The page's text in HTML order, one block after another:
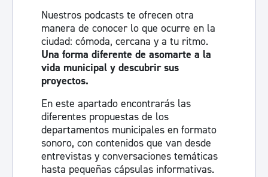
Nuestros podcasts te ofrecen otra
manera de conocer lo que ocurre en la
ciudad: cómoda, cercana y a tu ritmo.
Una forma diferente de asomarte a la
vida municipal y descubrir sus
proyectos.
En este apartado encontrarás las
diferentes propuestas de los
departamentos municipales en formato
sonoro, con contenidos que van desde
entrevistas y conversaciones temáticas
hasta pequeñas cápsulas informativas.